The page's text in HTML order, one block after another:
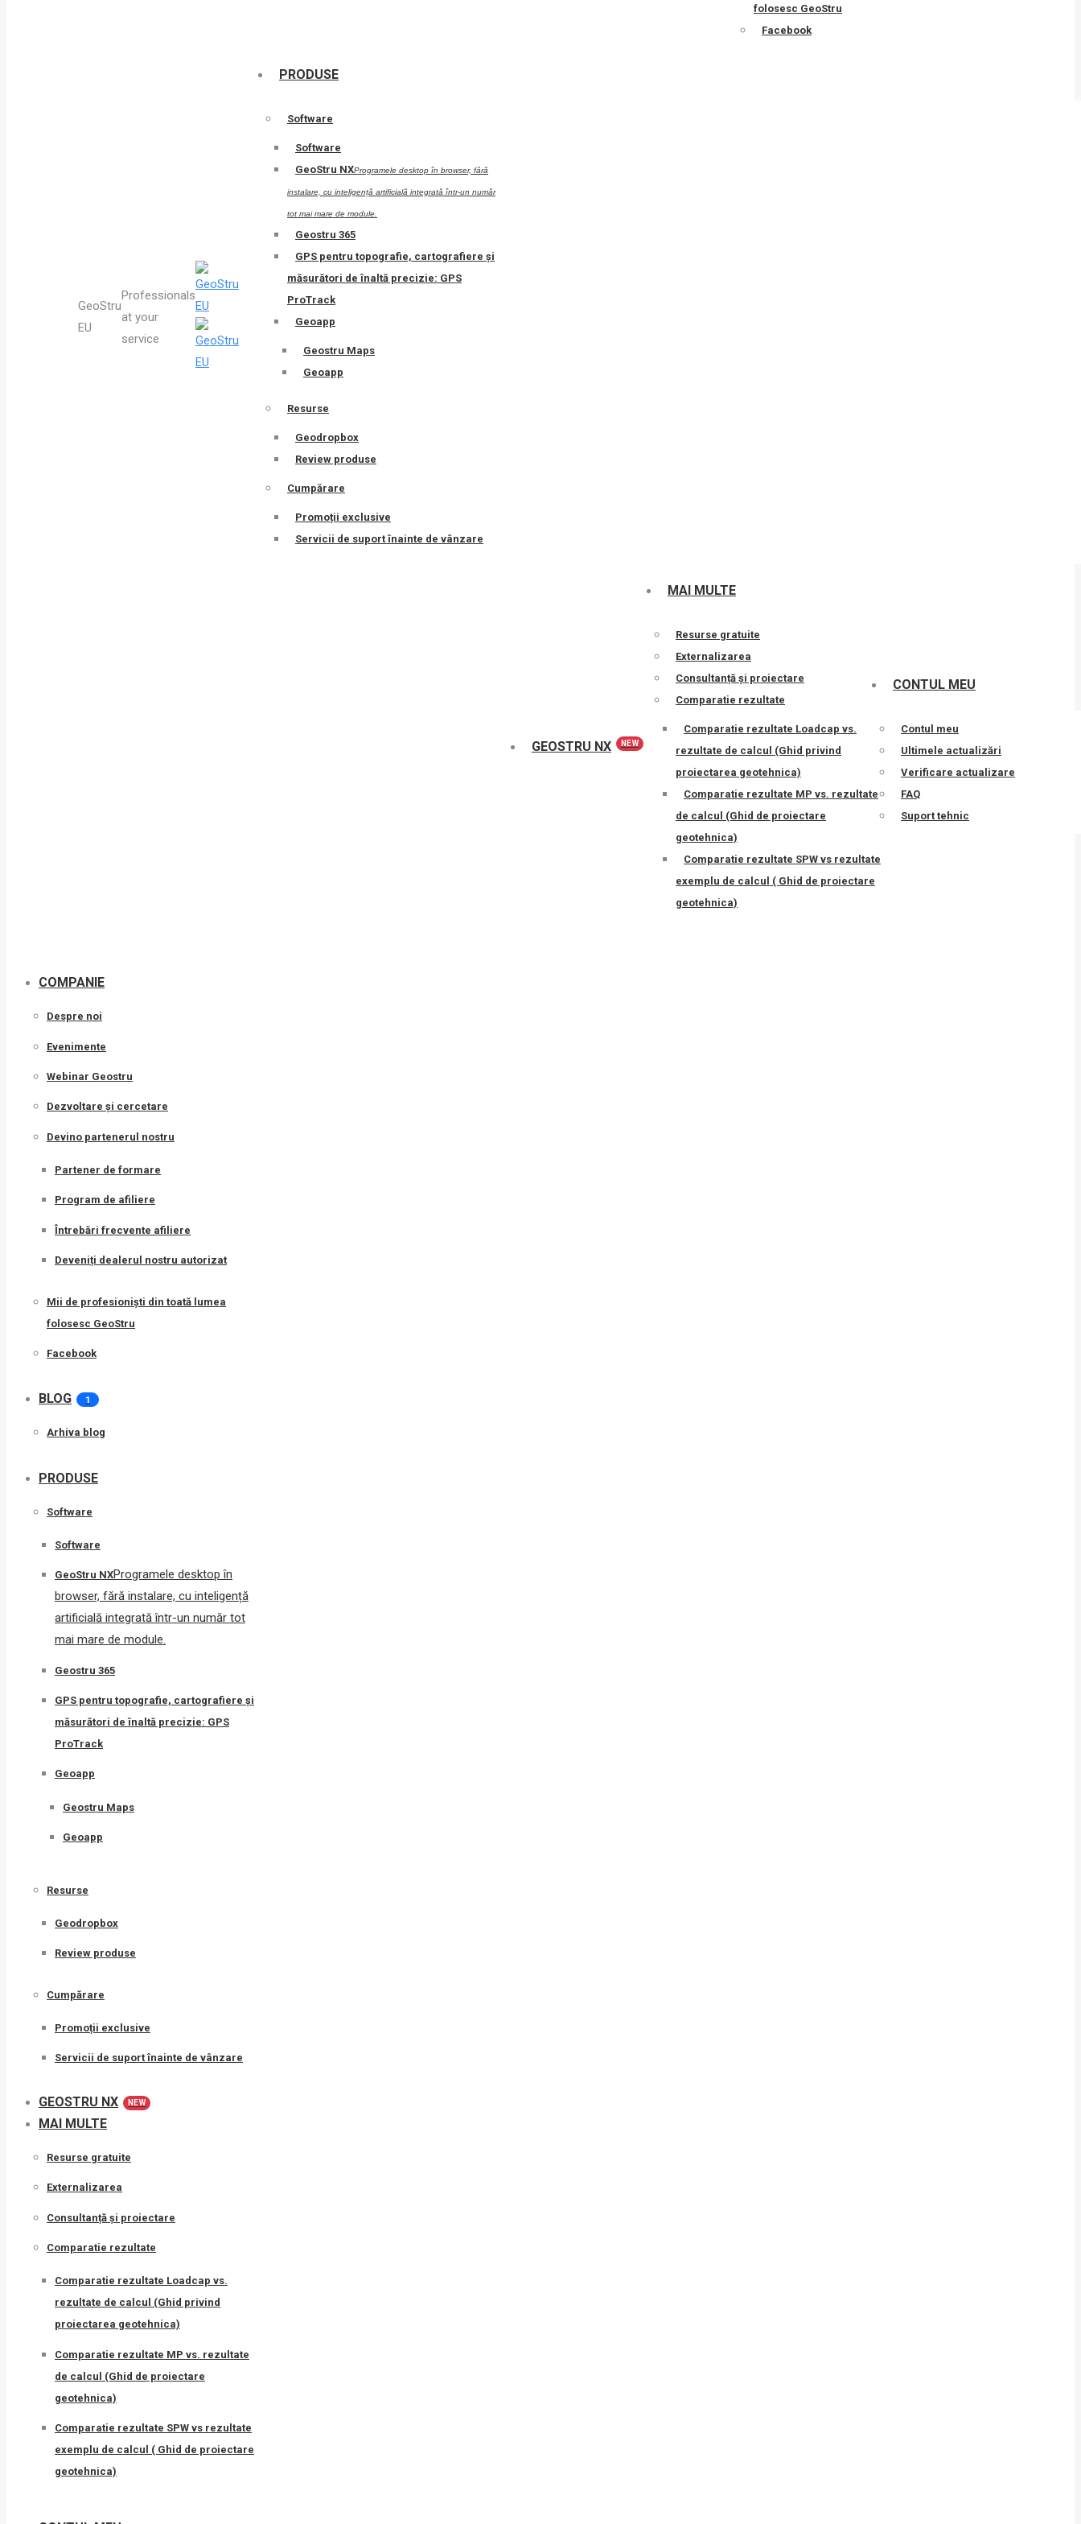
GeoStru
EU
Professionals
at your
service
folosesc GeoStru
Facebook
PRODUSE
Software
Software
GeoStru NXProgramele desktop în browser, fără
instalare, cu inteligență artificială integrată într-un număr
tot mai mare de module.
Geostru 365
GPS pentru topografie, cartografiere și
măsurători de înaltă precizie: GPS
ProTrack
Geoapp
Geostru Maps
Geoapp
Resurse
Geodropbox
Review produse
Cumpărare
Promoții exclusive
Servicii de suport înainte de vânzare
GEOSTRU NX NEW
MAI MULTE
Resurse gratuite
Externalizarea
Consultanță și proiectare
Comparatie rezultate
Comparatie rezultate Loadcap vs.
rezultate de calcul (Ghid privind
proiectarea geotehnica)
Comparatie rezultate MP vs. rezultate
de calcul (Ghid de proiectare
geotehnica)
Comparatie rezultate SPW vs rezultate
exemplu de calcul ( Ghid de proiectare
geotehnica)
CONTUL MEU
Contul meu
Ultimele actualizări
Verificare actualizare
FAQ
Suport tehnic
COMPANIE
Despre noi
Evenimente
Webinar Geostru
Dezvoltare și cercetare
Devino partenerul nostru
Partener de formare
Program de afiliere
Întrebări frecvente afiliere
Deveniți dealerul nostru autorizat
Mii de profesioniști din toată lumea
folosesc GeoStru
Facebook
BLOG 1
Arhiva blog
PRODUSE
Software
Software
GeoStru NXProgramele desktop în
browser, fără instalare, cu inteligență
artificială integrată într-un număr tot
mai mare de module.
Geostru 365
GPS pentru topografie, cartografiere și
măsurători de înaltă precizie: GPS
ProTrack
Geoapp
Geostru Maps
Geoapp
Resurse
Geodropbox
Review produse
Cumpărare
Promoții exclusive
Servicii de suport înainte de vânzare
GEOSTRU NX NEW
MAI MULTE
Resurse gratuite
Externalizarea
Consultanță și proiectare
Comparatie rezultate
Comparatie rezultate Loadcap vs.
rezultate de calcul (Ghid privind
proiectarea geotehnica)
Comparatie rezultate MP vs. rezultate
de calcul (Ghid de proiectare
geotehnica)
Comparatie rezultate SPW vs rezultate
exemplu de calcul ( Ghid de proiectare
geotehnica)